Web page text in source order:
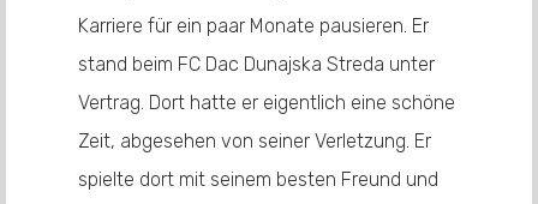
Karriere für ein paar Monate pausieren. Er
stand beim FC Dac Dunajska Streda unter
Vertrag. Dort hatte er eigentlich eine schöne
Zeit, abgesehen von seiner Verletzung. Er
spielte dort mit seinem besten Freund und